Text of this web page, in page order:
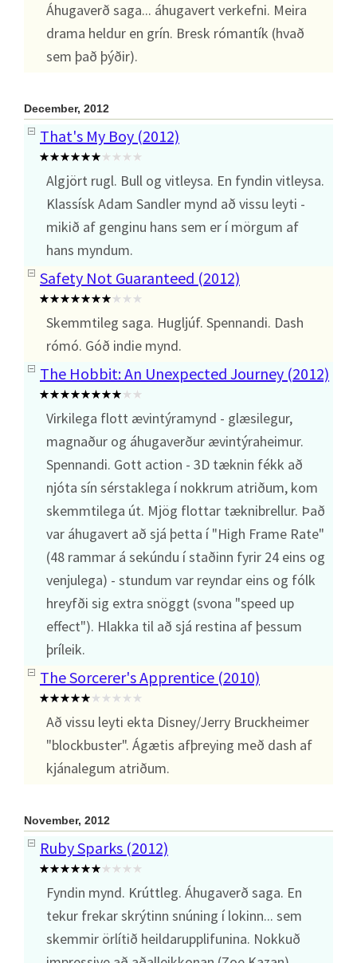
Áhugaverð saga... áhugavert verkefni. Meira
drama heldur en grín. Bresk rómantík (hvað
sem það þýðir).
December, 2012
That's My Boy (2012)
Algjört rugl. Bull og vitleysa. En fyndin vitleysa.
Klassísk Adam Sandler mynd að vissu leyti -
mikið af genginu hans sem er í mörgum af
hans myndum.
Safety Not Guaranteed (2012)
Skemmtileg saga. Hugljúf. Spennandi. Dash
rómó. Góð indie mynd.
The Hobbit: An Unexpected Journey (2012)
Virkilega flott ævintýramynd - glæsilegur,
magnaður og áhugaverður ævintýraheimur.
Spennandi. Gott action - 3D tæknin fékk að
njóta sín sérstaklega í nokkrum atriðum, kom
skemmtilega út. Mjög flottar tæknibrellur. Það
var áhugavert að sjá þetta í "High Frame Rate"
(48 rammar á sekúndu í staðinn fyrir 24 eins og
venjulega) - stundum var reyndar eins og fólk
hreyfði sig extra snöggt (svona "speed up
effect"). Hlakka til að sjá restina af þessum
þríleik.
The Sorcerer's Apprentice (2010)
Að vissu leyti ekta Disney/Jerry Bruckheimer
"blockbuster". Ágætis afþreying með dash af
kjánalegum atriðum.
November, 2012
Ruby Sparks (2012)
Fyndin mynd. Krúttleg. Áhugaverð saga. En
tekur frekar skrýtinn snúning í lokinn... sem
skemmir örlítið heildarupplifunina. Nokkuð